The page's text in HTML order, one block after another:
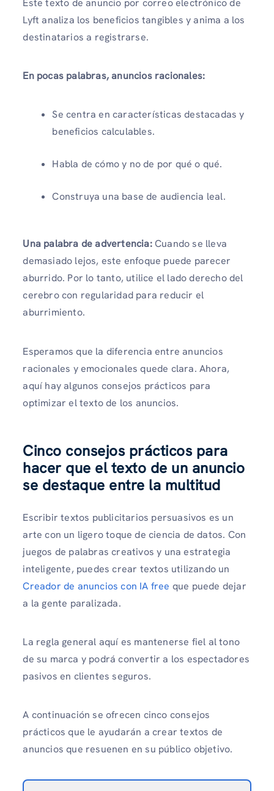
Este texto de anuncio por correo electrónico de
Lyft analiza los beneficios tangibles y anima a los
destinatarios a registrarse.
En pocas palabras, anuncios racionales:
Se centra en características destacadas y
beneficios calculables.
Habla de cómo y no de por qué o qué.
Construya una base de audiencia leal.
Una palabra de advertencia:Cuando se lleva
demasiado lejos, este enfoque puede parecer
aburrido. Por lo tanto, utilice el lado derecho del
cerebro con regularidad para reducir el
aburrimiento.
Esperamos que la diferencia entre anuncios
racionales y emocionales quede clara. Ahora,
aquí hay algunos consejos prácticos para
optimizar el texto de los anuncios.
Cinco consejos prácticos para
hacer que el texto de un anuncio
se destaque entre la multitud
Escribir textos publicitarios persuasivos es un
arte con un ligero toque de ciencia de datos. Con
juegos de palabras creativos y una estrategia
inteligente, puedes crear textos utilizando un
Creador de anuncios con IA free que puede dejar
a la gente paralizada.
La regla general aquí es mantenerse fiel al tono
de su marca y podrá convertir a los espectadores
pasivos en clientes seguros.
A continuación se ofrecen cinco consejos
prácticos que le ayudarán a crear textos de
anuncios que resuenen en su público objetivo.